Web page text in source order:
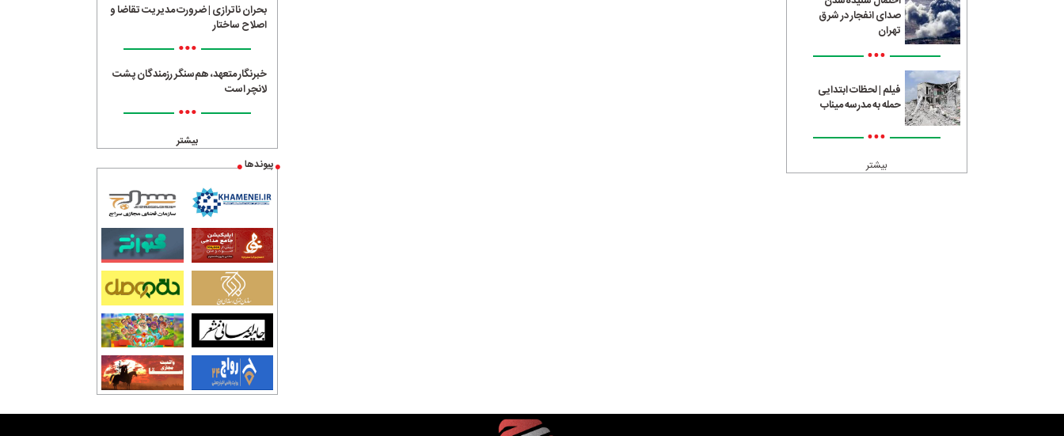
صدای انفجار در شرق
تهران
•••
فیلم | لحظات ابتدایی
حمله به مدرسه میناب
•••
بیشتر
بحران ناترازی | ضرورت مدیریت تقاضا و
اصلاح ساختار
•••
خبرنگار متعهد، هم‌سنگر رزمندگان پشت
لانچر است
•••
بیشتر
پیوندها